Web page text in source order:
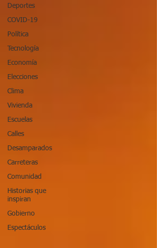
Deportes
COVID-19
Política
Tecnología
Economía
Elecciones
Clima
Vivienda
Escuelas
Calles
Desamparados
Carreteras
Comunidad
Historias que
inspiran
Gobierno
Espectáculos